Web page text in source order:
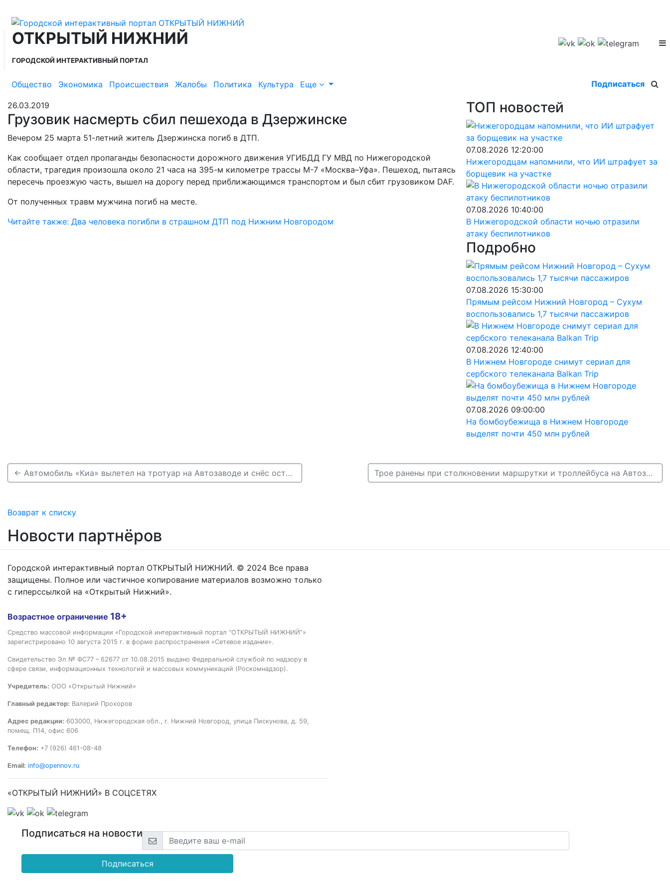
ОТКРЫТЫЙ НИЖНИЙ
ГОРОДСКОЙ ИНТЕРАКТИВНЫЙ ПОРТАЛ
Общество Экономика Происшествия Жалобы Политика Культура Еще Подписаться
26.03.2019
Грузовик насмерть сбил пешехода в Дзержинске
Вечером 25 марта 51-летний житель Дзержинска погиб в ДТП.
Как сообщает отдел пропаганды безопасности дорожного движения УГИБДД ГУ МВД по Нижегородской
области, трагедия произошла около 21 часа на 395-м километре трассы М-7 «Москва–Уфа». Пешеход, пытаясь
пересечь проезжую часть, вышел на дорогу перед приближающимся транспортом и был сбит грузовиком DAF.
От полученных травм мужчина погиб на месте.
Читайте также: Два человека погибли в страшном ДТП под Нижним Новгородом
ТОП новостей
07.08.2026 12:20:00
Нижегородцам напомнили, что ИИ штрафует за
борщевик на участке
07.08.2026 10:40:00
В Нижегородской области ночью отразили
атаку беспилотников
Подробно
07.08.2026 15:30:00
Прямым рейсом Нижний Новгород – Сухум
воспользовались 1,7 тысячи пассажиров
07.08.2026 12:40:00
В Нижнем Новгороде снимут сериал для
сербского телеканала Balkan Trip
07.08.2026 09:00:00
На бомбоубежища в Нижнем Новгороде
выделят почти 450 млн рублей
← Автомобиль «Киа» вылетел на тротуар на Автозаводе и снёс остановку Трое ранены при столкновении маршрутки и троллейбуса на Автозаводе (видео) →
Возврат к списку
Новости партнёров
Городской интерактивный портал ОТКРЫТЫЙ НИЖНИЙ. © 2024 Все права
защищены. Полное или частичное копирование материалов возможно только
с гиперссылкой на «Открытый Нижний».
Возрастное ограничение 18+
Средство массовой информации «Городской интерактивный портал “ОТКРЫТЫЙ НИЖНИЙ”»
зарегистрировано 10 августа 2015 г. в форме распространения «Сетевое издание».
Свидетельство Эл № ФС77 – 62677 от 10.08.2015 выдано Федеральной службой по надзору в
сфере связи, информационных технологий и массовых коммуникаций (Роскомнадзор).
Учредитель: ООО «Открытый Нижний»
Главный редактор: Валерий Прохоров
Адрес редакции: 603000, Нижегородская обл., г. Нижний Новгород, улица Пискунова, д. 59,
помещ. П14, офис 606
Телефон: +7 (926) 461-08-48
Email: info@opennov.ru
«ОТКРЫТЫЙ НИЖНИЙ» В СОЦСЕТЯХ
Подписаться на новости
Подписаться